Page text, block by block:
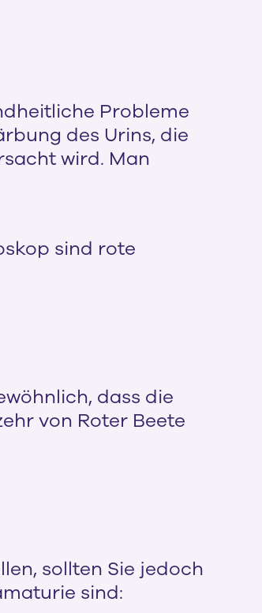
Probleme
des Urins, die
wird. Man
sind rote
dass die
von Roter Beete
sollten Sie jedoch
sind: